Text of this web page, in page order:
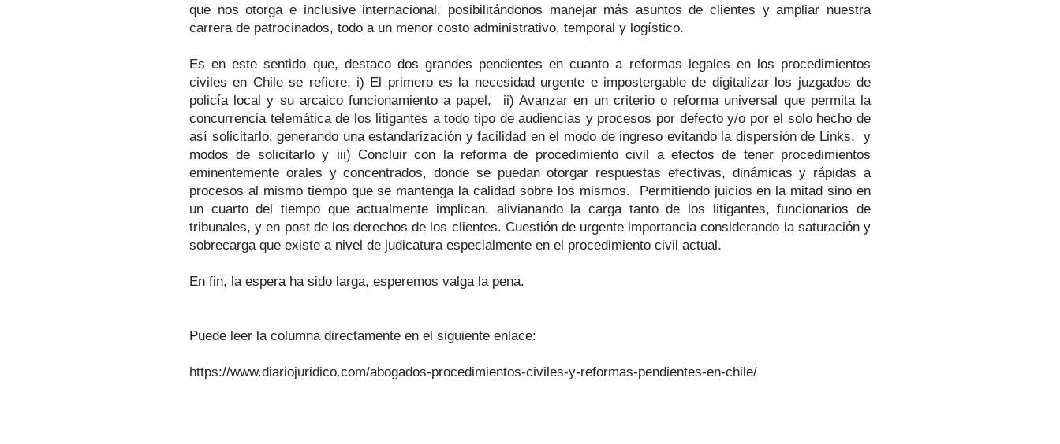
que nos otorga e inclusive internacional, posibilitándonos manejar más asuntos de clientes y ampliar nuestra
carrera de patrocinados, todo a un menor costo administrativo, temporal y logístico.
Es en este sentido que, destaco dos grandes pendientes en cuanto a reformas legales en los procedimientos
civiles en Chile se refiere, i) El primero es la necesidad urgente e impostergable de digitalizar los juzgados de
policía local y su arcaico funcionamiento a papel, ii) Avanzar en un criterio o reforma universal que permita la
concurrencia telemática de los litigantes a todo tipo de audiencias y procesos por defecto y/o por el solo hecho de
así solicitarlo, generando una estandarización y facilidad en el modo de ingreso evitando la dispersión de Links, y
modos de solicitarlo y iii) Concluir con la reforma de procedimiento civil a efectos de tener procedimientos
eminentemente orales y concentrados, donde se puedan otorgar respuestas efectivas, dinámicas y rápidas a
procesos al mismo tiempo que se mantenga la calidad sobre los mismos. Permitiendo juicios en la mitad sino en
un cuarto del tiempo que actualmente implican, alivianando la carga tanto de los litigantes, funcionarios de
tribunales, y en post de los derechos de los clientes. Cuestión de urgente importancia considerando la saturación y
sobrecarga que existe a nivel de judicatura especialmente en el procedimiento civil actual.
En fin, la espera ha sido larga, esperemos valga la pena.
Puede leer la columna directamente en el siguiente enlace:
https://www.diariojuridico.com/abogados-procedimientos-civiles-y-reformas-pendientes-en-chile/